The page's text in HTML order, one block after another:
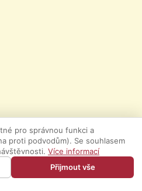
pro správnou funkci a
proti podvodům). Se souhlasem
Více informací
Přijmout vše